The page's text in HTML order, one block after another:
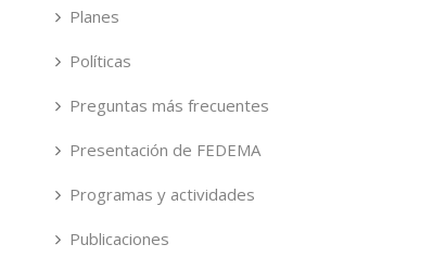
Planes
Políticas
Preguntas más frecuentes
Presentación de FEDEMA
Programas y actividades
Publicaciones